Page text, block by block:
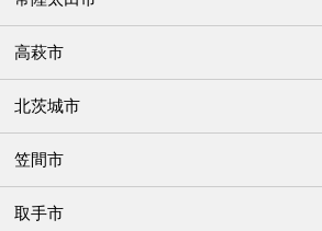
高萩市
北茨城市
笠間市
取手市